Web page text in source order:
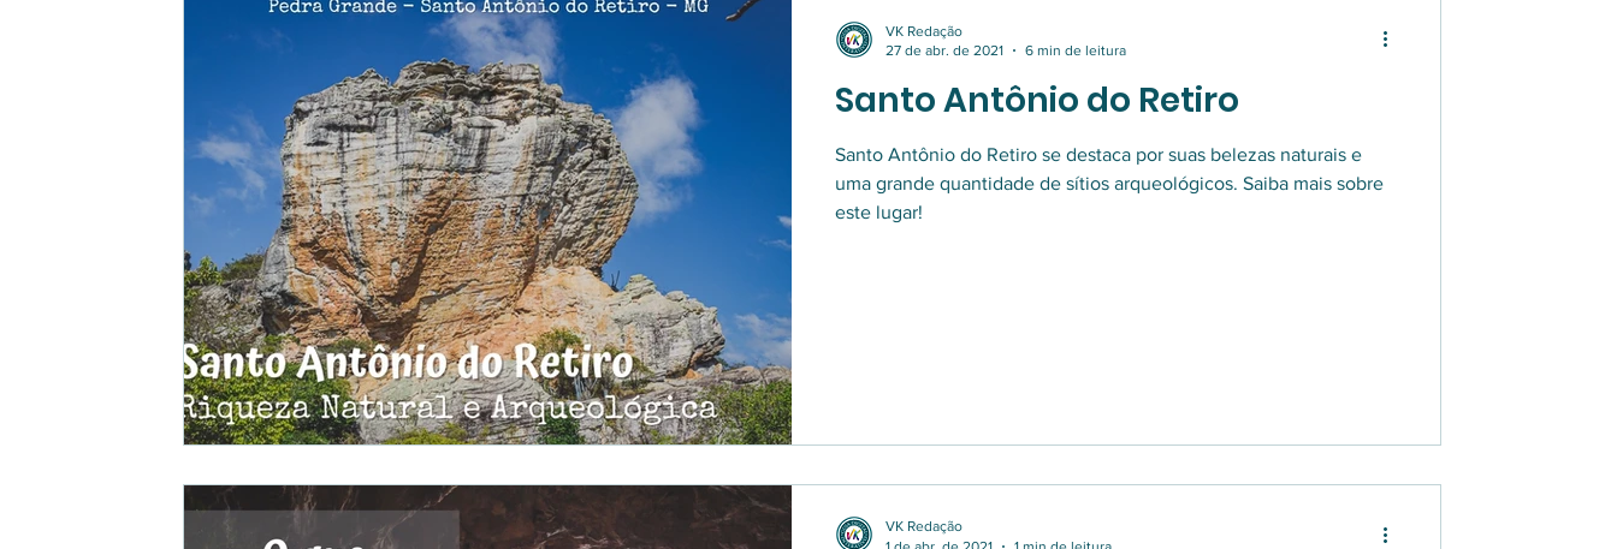
Santo Antônio do Retiro
Santo Antônio do Retiro se destaca por suas belezas naturais e
uma grande quantidade de sítios arqueológicos. Saiba mais sobre
este lugar!
VK Redação
27 de abr. de 2021
6 min de leitura
VK Redação